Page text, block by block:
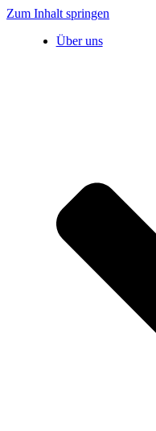
Zum Inhalt springen
Über uns